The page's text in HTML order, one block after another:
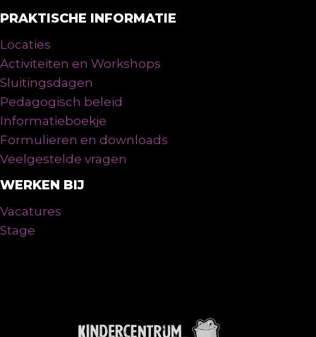
PRAKTISCHE INFORMATIE
Locaties
Activiteiten en Workshops
Sluitingsdagen
Pedagogisch beleid
Informatieboekje
Formulieren en downloads
Veelgestelde vragen
WERKEN BIJ
Vacatures
Stage